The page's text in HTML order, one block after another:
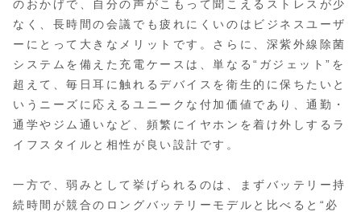
のおかげで、自分の声がこもって聞こえるストレスが少
なく、長時間の会議でも疲れにくいのはビジネスユーザ
ーにとって大きなメリットです。さらに、深紫外線除菌
システムを備えた充電ケースは、単なる“ガジェット”を
超えて、毎日耳に触れるデバイスを衛生的に保ちたいと
いうニーズに応えるユニークな付加価値であり、通勤・
通学やジム通いなど、頻繁にイヤホンを着け外しするラ
イフスタイルと相性が良い設計です。
一方で、弱みとして挙げられるのは、まずバッテリー持
続時間が競合のロングバッテリーモデルと比べると“必